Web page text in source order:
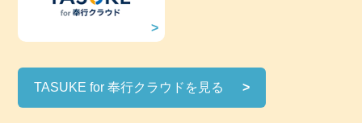
TASUKE for 奉行クラウドを見る